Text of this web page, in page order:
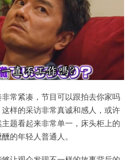
常紧凑，节目可以跟拍去你家吗
样的采访非常真诚和感人，或许
题看起来非常单一，床头柜上的
的年轻人普通人。